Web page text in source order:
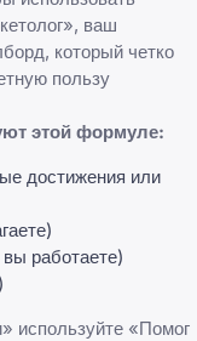
ваш
который четко
пользу
этой формуле:
достижения или
работаете)
используйте «Помог